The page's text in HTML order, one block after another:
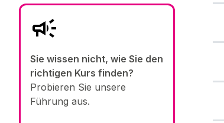
Sie wissen nicht, wie Sie den
richtigen Kurs finden?
Probieren Sie unsere
Führung aus.